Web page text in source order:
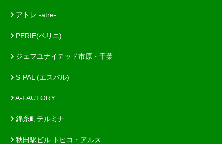
アトレ -atre-
PERIE(ペリエ)
ジェフユナイテッド市原・千葉
S-PAL (エスパル)
A-FACTORY
錦糸町テルミナ
秋田駅ビル トピコ・アルス